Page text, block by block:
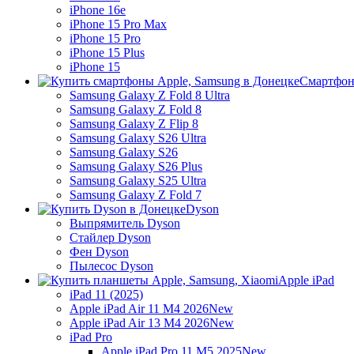
iPhone 16e
iPhone 15 Pro Max
iPhone 15 Pro
iPhone 15 Plus
iPhone 15
Samsung Galaxy Z Fold 8 Ultra
Samsung Galaxy Z Fold 8
Samsung Galaxy Z Flip 8
Samsung Galaxy S26 Ultra
Samsung Galaxy S26
Samsung Galaxy S26 Plus
Samsung Galaxy S25 Ultra
Samsung Galaxy Z Fold 7
Dyson
Выпрямитель Dyson
Стайлер Dyson
Фен Dyson
Пылесос Dyson
Apple iPad
iPad 11 (2025)
Apple iPad Air 11 M4 2026New
Apple iPad Air 13 M4 2026New
iPad Pro
Apple iPad Pro 11 M5 2025New